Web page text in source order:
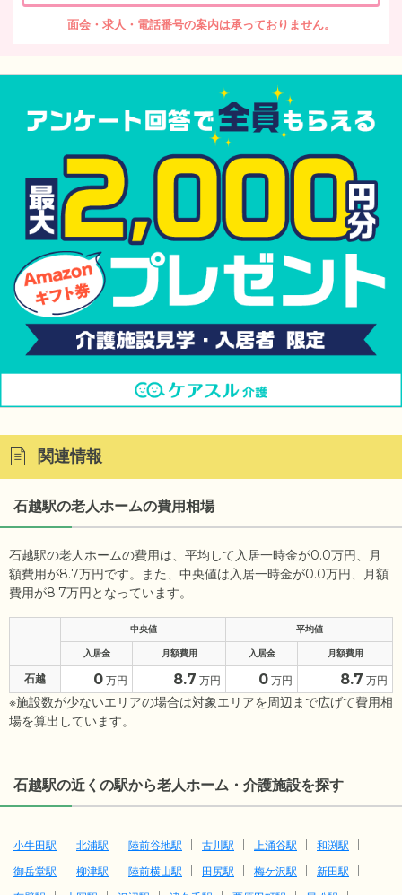
面会・求人・電話番号の案内は承っておりません。
関連情報
石越駅の老人ホームの費用相場
石越駅の老人ホームの費用は、平均して入居一時金が0.0万円、月
額費用が8.7万円です。また、中央値は入居一時金が0.0万円、月額
費用が8.7万円となっています。
中央値 平均値
入居金 月額費用 入居金 月額費用
石越 0 万円 8.7 万円 0 万円 8.7 万円
※施設数が少ないエリアの場合は対象エリアを周辺まで広げて費用相
場を算出しています。
石越駅の近くの駅から老人ホーム・介護施設を探す
小牛田駅 北浦駅 陸前谷地駅 古川駅 上涌谷駅
和渕駅
御岳堂駅
柳津駅 陸前横山駅 田尻駅 梅ケ沢駅
新田駅